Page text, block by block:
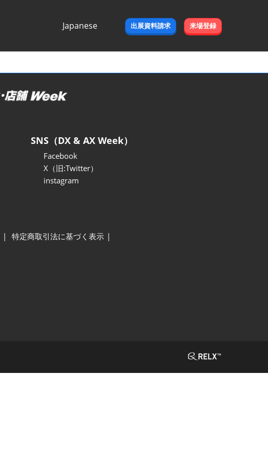
Japanese
出展資料請求 来場登録
SNS（DX & AX Week）
Facebook
X（旧:Twitter）
instagram
特定商取引法に基づく表示